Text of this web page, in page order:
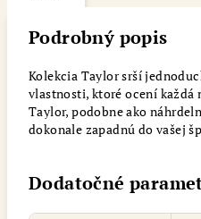
Podrobný popis
Kolekcia Taylor srší
vlastnosti, ktoré ocení každá
Taylor, podobne ako
dokonale zapadnú do vašej
Dodatočné